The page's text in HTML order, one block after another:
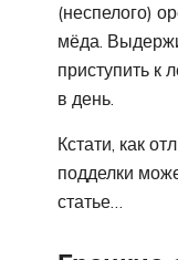
(неспелого)
мёда.
приступить к
в день.
Кстати, как
подделки
статье…